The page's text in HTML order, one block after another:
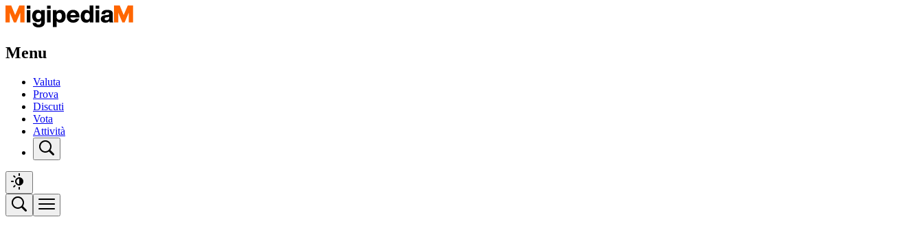
Menu
Valuta
Prova
Discuti
Vota
Attività